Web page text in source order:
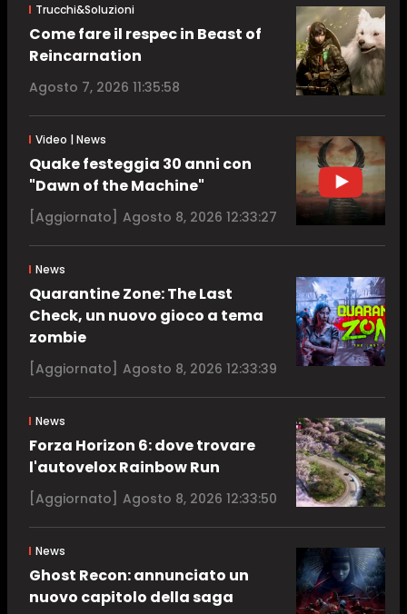
Trucchi&Soluzioni
Come fare il respec in Beast of
Reincarnation
Agosto 7, 2026 11:35:58
Video | News
Quake festeggia 30 anni con
"Dawn of the Machine"
[Aggiornato] Agosto 8, 2026 12:33:27
News
Quarantine Zone: The Last
Check, un nuovo gioco a tema
zombie
[Aggiornato] Agosto 8, 2026 12:33:39
News
Forza Horizon 6: dove trovare
l'autovelox Rainbow Run
[Aggiornato] Agosto 8, 2026 12:33:50
News
Ghost Recon: annunciato un
nuovo capitolo della saga